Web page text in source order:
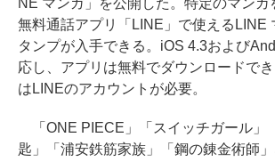
NE マンガ」を公開した。特定のマンガ
無料通話アプリ「LINE」で使えるLINE
タンプが入手できる。iOS 4.3および
応し、アプリは無料でダウンロードで
はLINEのアカウントが必要。
「ONE PIECE」「スイッチガール」
匙」「浦安鉄筋家族」「鋼の錬金術師